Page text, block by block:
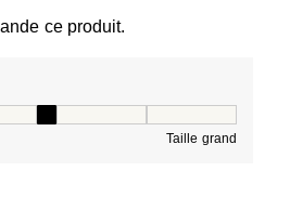
ce produit.
Taille grand